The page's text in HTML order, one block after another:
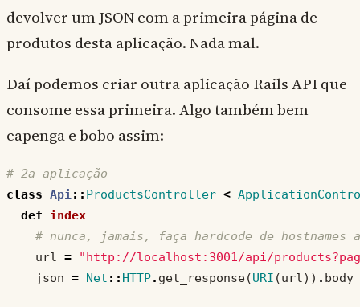
devolver um JSON com a primeira página de
produtos desta aplicação. Nada mal.
Daí podemos criar outra aplicação Rails API que
consome essa primeira. Algo também bem
capenga e bobo assim:
# 2a aplicação
class Api:: ProductsController <
def
index
# nunca, jamais, faça hardcode de
url =
"http://localhost:3001/api/
json = Net :: HTTP. get_response(URI (url)) . body